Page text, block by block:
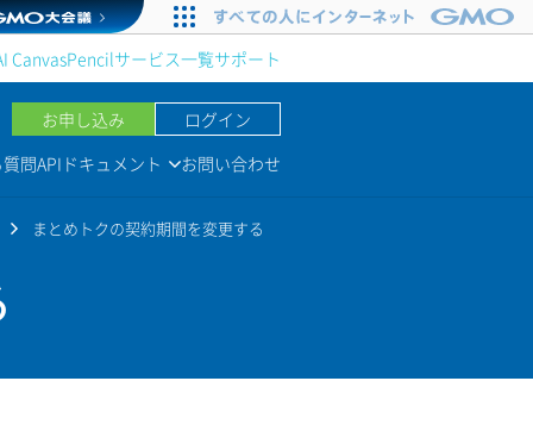
CanvasPencilサービス一覧サポート
お申し込み
ログイン
問APIドキュメント お問い合わせ
まとめトクの契約期間を変更する